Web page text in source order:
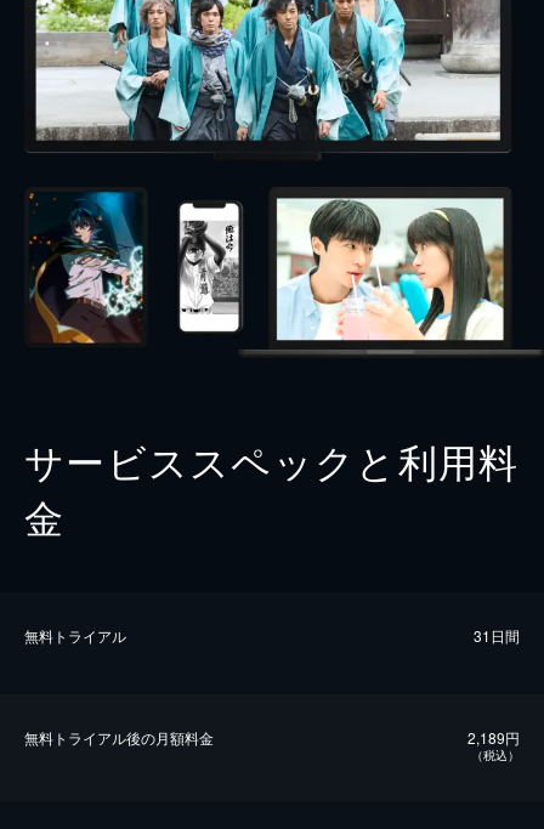
サービススペックと利用料
金
無料トライアル 31日間
無料トライアル後の⽉額料金 2,189円
（税込）